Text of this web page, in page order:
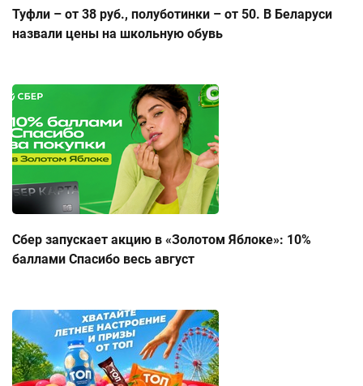
Туфли – от 38 руб., полуботинки – от 50. В Беларуси
назвали цены на школьную обувь
Сбер запускает акцию в «Золотом Яблоке»: 10%
баллами Спасибо весь август